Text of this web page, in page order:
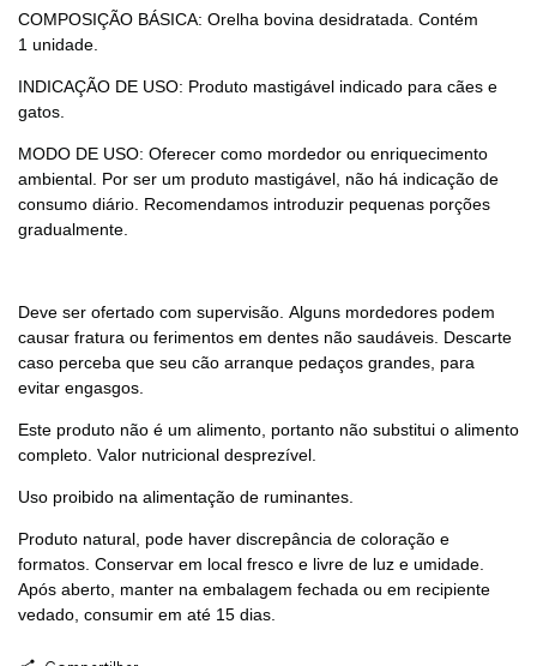
COMPOSIÇÃO BÁSICA: Orelha bovina desidratada. Contém
1 unidade.
INDICAÇÃO DE USO: Produto mastigável indicado para cães e
gatos.
MODO DE USO: Oferecer como mordedor ou enriquecimento
ambiental. Por ser um produto mastigável, não há indicação de
consumo diário. Recomendamos introduzir pequenas porções
gradualmente.
Deve ser ofertado com supervisão. Alguns mordedores podem
causar fratura ou ferimentos em dentes não saudáveis. Descarte
caso perceba que seu cão arranque pedaços grandes, para
evitar engasgos.
Este produto não é um alimento, portanto não substitui o alimento
completo. Valor nutricional desprezível.
Uso proibido na alimentação de ruminantes.
Produto natural, pode haver discrepância de coloração e
formatos. Conservar em local fresco e livre de luz e umidade.
Após aberto, manter na embalagem fechada ou em recipiente
vedado, consumir em até 15 dias.